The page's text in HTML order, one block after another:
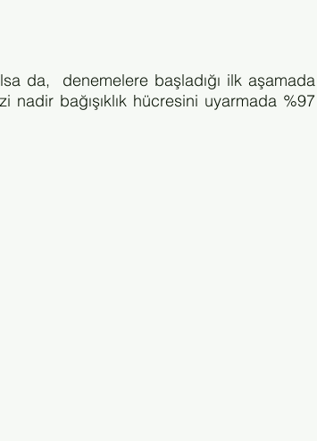
da,  denemelere başladığı ilk aşamada
bağışıklık hücresini uyarmada %97